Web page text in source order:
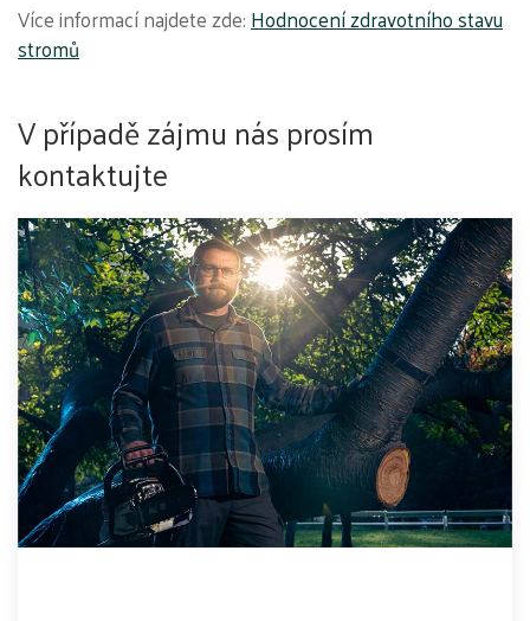
Více informací najdete zde:Hodnocení zdravotního stavu
stromů
V případě zájmu nás prosím
kontaktujte